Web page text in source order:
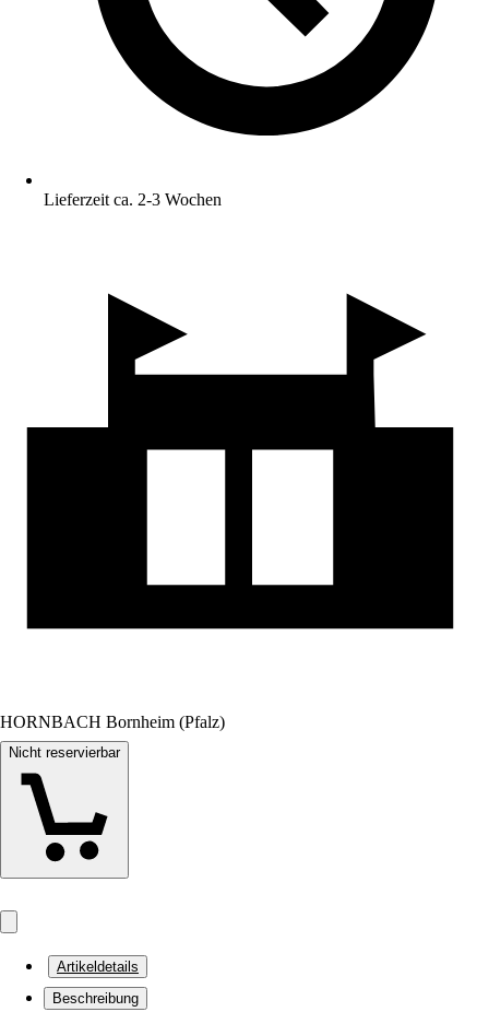
Lieferzeit ca. 2-3 Wochen
HORNBACH Bornheim (Pfalz)
Nicht reservierbar
Artikeldetails
Beschreibung